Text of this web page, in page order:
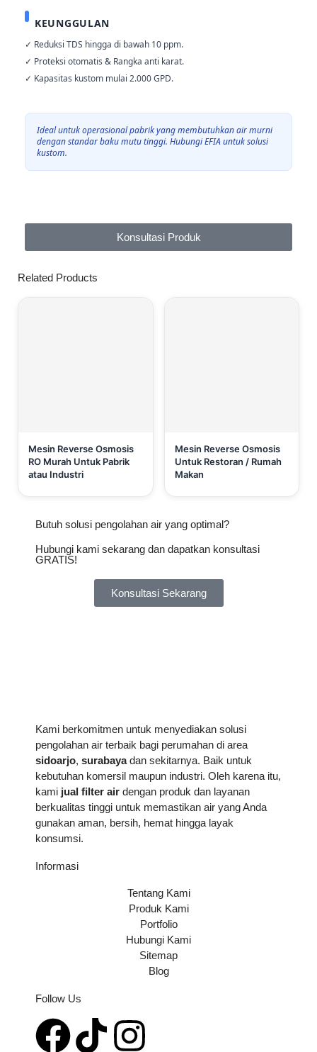
KEUNGGULAN
✓ Reduksi TDS hingga di bawah 10 ppm.
✓ Proteksi otomatis & Rangka anti karat.
✓ Kapasitas kustom mulai 2.000 GPD.
Ideal untuk operasional pabrik yang membutuhkan air murni
dengan standar baku mutu tinggi. Hubungi EFIA untuk solusi
kustom.
Konsultasi Produk
Related Products
Mesin Reverse Osmosis
RO Murah Untuk Pabrik
atau Industri
Mesin Reverse Osmosis
Untuk Restoran / Rumah
Makan
Butuh solusi pengolahan air yang optimal?
Hubungi kami sekarang dan dapatkan konsultasi
GRATIS!
Konsultasi Sekarang
Kami berkomitmen untuk menyediakan solusi
pengolahan air terbaik bagi perumahan di area
sidoarjo, surabayadan sekitarnya. Baik untuk
kebutuhan komersil maupun industri. Oleh karena itu,
kami jual filter air dengan produk dan layanan
berkualitas tinggi untuk memastikan air yang Anda
gunakan aman, bersih, hemat hingga layak
konsumsi.
Informasi
Tentang Kami
Produk Kami
Portfolio
Hubungi Kami
Sitemap
Blog
Follow Us